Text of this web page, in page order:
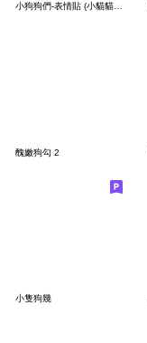
小狗狗們-表情貼 (小貓貓們的朋友)
醜嫩狗勾 2
小隻狗幾